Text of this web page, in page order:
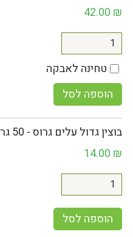
42.00 ₪
טחינה לאבקה
הוספה לסל
בוצין גדול עלים גרוס - 50 גר
14.00 ₪
הוספה לסל